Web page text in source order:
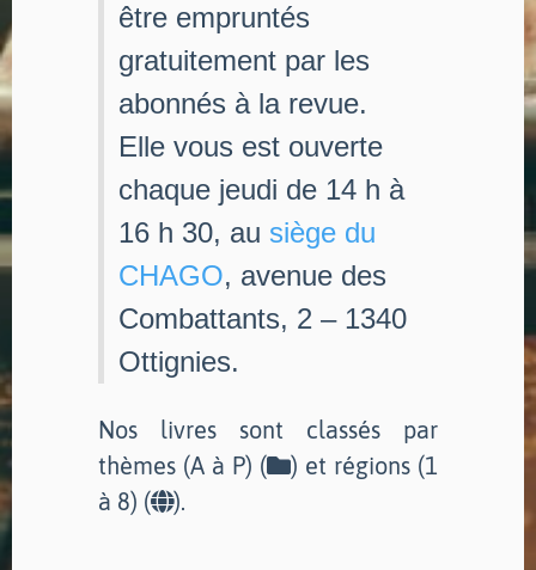
être empruntés
gratuitement par les
abonnés à la revue.
Elle vous est ouverte
chaque jeudi de 14 h à
16 h 30, au siège du
CHAGO, avenue des
Combattants, 2 – 1340
Ottignies.
Nos livres sont classés par
thèmes (A à P) (
) et régions (1
à 8) (
).